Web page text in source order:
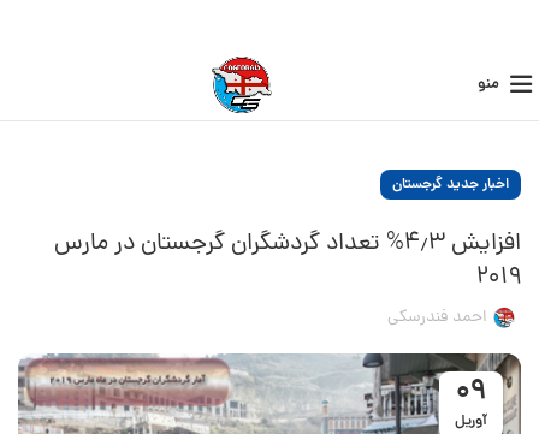
منو
اخبار جدید گرجستان
افزایش ۴٫۳% تعداد گردشگران گرجستان در مارس
۲۰۱۹
احمد فندرسکی
09
آوریل